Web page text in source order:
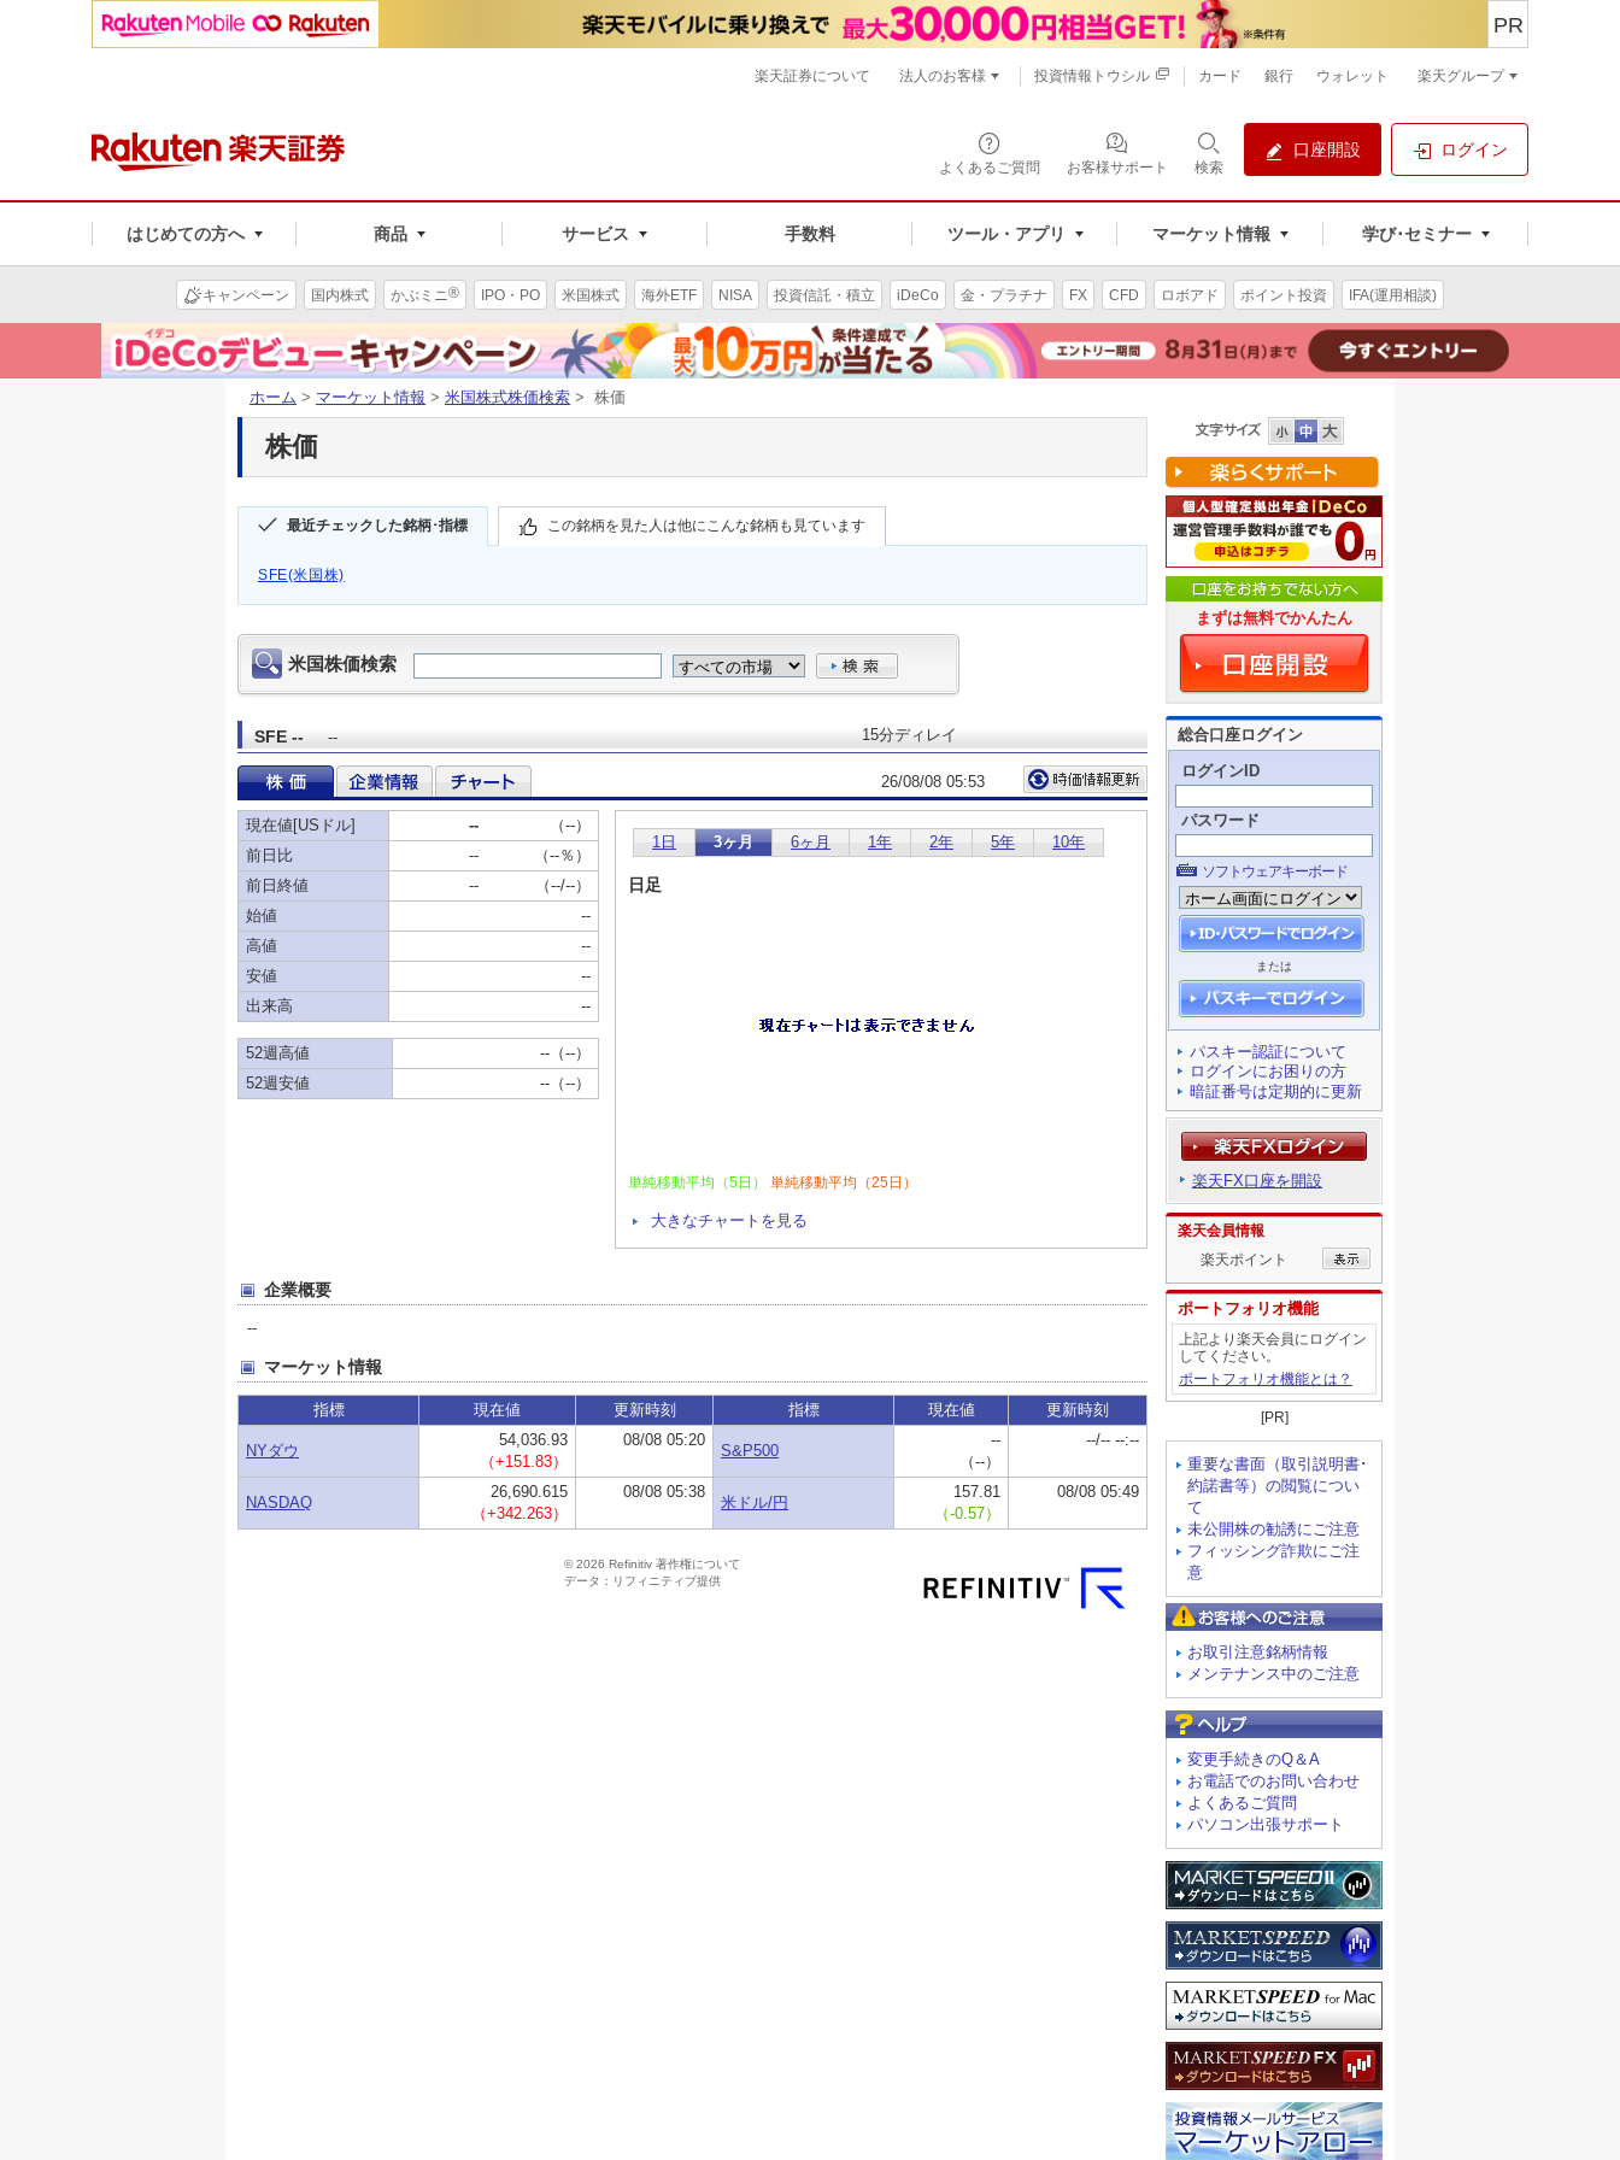
よくあるご質問 お客様サポート 検索
口座開設 ログイン
はじめての方へ 商品 サービス 手数料 ツール・アプリ マーケット情報 学び･セミナー
PR
楽天証券について 法人のお客様 投資情報トウシル カード 銀行 ウォレット 楽天グループ
キャンペーン 国内株式 かぶミニ® IPO・PO 米国株式 海外ETF NISA 投資信託・積立 iDeCo 金・プラチナ FX CFD ロボアド ポイント投資 IFA(運用相談)
ホーム > マーケット情報 > 米国株式株価検索 > 株価
株価
最近チェックした銘柄･指標 この銘柄を見た人は他にこんな銘柄も見ています
SFE(米国株)
まずは無料でかんたん
総合口座ログイン
ログインID
パスワード
ソフトウェアキーボード
または
パスキー認証について
ログインにお困りの方
暗証番号は定期的に更新
楽天FX口座を開設
楽天会員情報
楽天ポイント
ポートフォリオ機能
上記より楽天会員にログイン
してください。
ポートフォリオ機能とは？
[PR]
重要な書面（取引説明書･
約諾書等）の閲覧につい
て
未公開株の勧誘にご注意
フィッシング詐欺にご注
意
お取引注意銘柄情報
メンテナンス中のご注意
変更手続きのQ＆A
お電話でのお問い合わせ
よくあるご質問
パソコン出張サポート